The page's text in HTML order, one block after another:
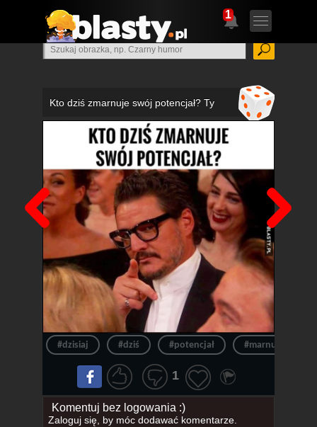
1
Kto dziś zmarnuje swój potencjał? Ty
Poprzedni
#dzisiaj #dziś #potencjał #marnuje
1
Komentuj bez logowania :)
Zaloguj się, by móc dodawać komentarze.